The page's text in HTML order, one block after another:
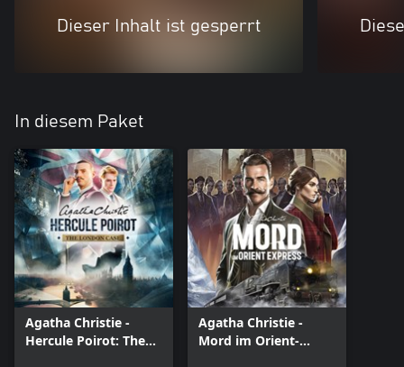
Dieser Inhalt ist gesperrt
In diesem Paket
Agatha Christie -
Hercule Poirot: The
Agatha Christie -
Mord im Orient-